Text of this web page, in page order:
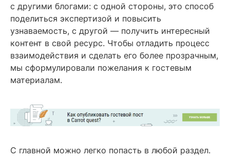
с другими блогами: с одной стороны, это способ
поделиться экспертизой и повысить
узнаваемость, с другой — получить интересный
контент в свой ресурс. Чтобы отладить процесс
взаимодействия и сделать его более прозрачным,
мы сформулировали пожелания к гостевым
материалам.
С главной можно легко попасть в любой раздел.